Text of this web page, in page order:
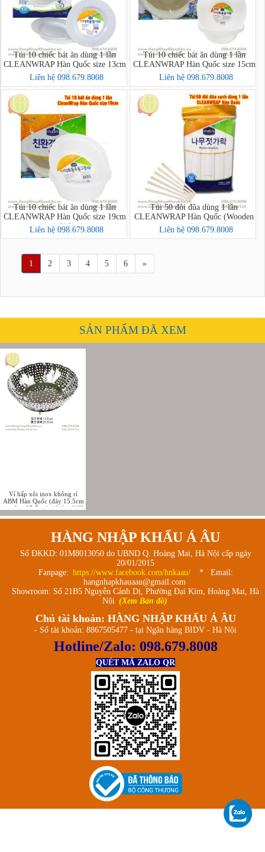
Túi 10 chiếc bát ăn dùng 1 lần
CLEANWRAP Hàn Quốc size 13cm
(크린랩 친환경공기)
Liên hệ 098.679.8008
Túi 10 chiếc bát ăn dùng 1 lần
CLEANWRAP Hàn Quốc size 15cm
(크린랩 친환경공기)
Liên hệ 098.679.8008
Túi 10 chiếc bát ăn dùng 1 lần
CLEANWRAP Hàn Quốc size 19cm
(크린랩 친환경공기)
Liên hệ 098.679.8008
Túi 50 đôi đũa dùng 1 lần
CLEANWRAP Hàn Quốc (Wooden
Chopsticks-크린나무젓가락50P)
Liên hệ 098.679.8008
1 2 3 4 5 6 »
SẢN PHẨM ĐÃ XEM
Vỉ hấp xôi inox không rỉ
ABM Hàn Quốc (đáy 15.5cm
- miệng 25.5cm)-리빙스텐찜
기 소
HÀNG NHẬP KHẨU Á ÂU
Số ĐKKD: 01M8013050 do UBND Q. Hoàng Mai, Hà Nội cấp ngày
20/01/2015
Fanpage: https://www.facebook.com/hnkaau/
* Email:
hangnhapkhauaau@gmail.com
Showroom: Số 21B5 Nguyễn Cảnh Dị, Phường Đại Kim, Hoàng Mai, Hà
Nội (Xem Bản đồ)
Chủ tài khoản: HÀNG NHẬP KHẨU Á ÂU
- Số tài khoản: 8867505477 - tại Ngân hàng BIDV - Hà Nội
Hotline/Zalo: 098.679.8008
QUÉT MÃ ZALO QR